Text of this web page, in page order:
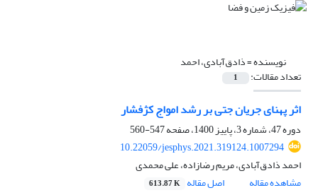
نویسنده =ذادق‌آبادی، احمد
تعداد مقالات: 1
اثر پهنای جریان جتی بر رشد امواج کژفشار
دوره 47، شماره 3، پاییز 1400، صفحه
547-560
10.22059/jesphys.2021.319124.1007294
احمد ذادق‌آبادی، مریم رضازاده، علی محمدی
مشاهده مقاله
اصل مقاله 613.87 K